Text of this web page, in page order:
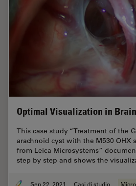
Optimal Visualization in
This case study “Treatment of the
arachnoid cyst with the M530 OHX
from Leica Microsystems”
step by step and shows the
Sep 22, 2021 Casi di studio